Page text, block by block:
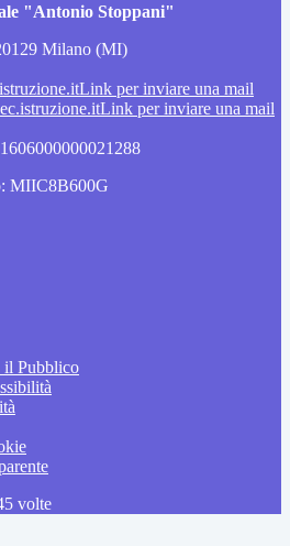
"Antonio Stoppani"
Milano (MI)
Link per inviare una mail
Link per inviare una mail
MIIC8B600G
Pubblico
volte